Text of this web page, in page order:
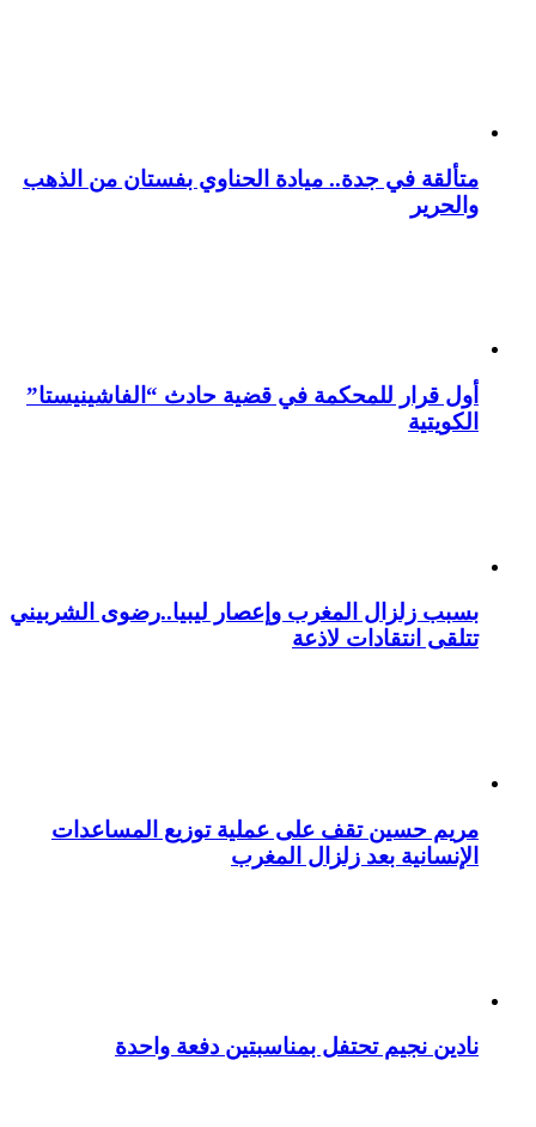
متألقة في جدة.. ميادة الحناوي بفستان من الذهب
والحرير
أول قرار للمحكمة في قضية حادث “الفاشينيستا”
الكويتية
بسبب زلزال المغرب وإعصار ليبيا..رضوى الشربيني
تتلقى انتقادات لاذعة
مريم حسين تقف على عملية توزيع المساعدات
الإنسانية بعد زلزال المغرب
نادين نجيم تحتفل بمناسبتين دفعة واحدة